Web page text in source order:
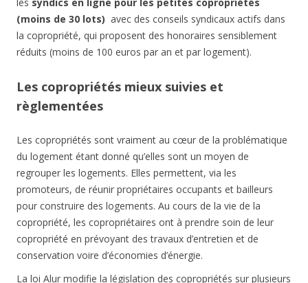
(moins de 30 lots) avec des conseils syndicaux actifs dans
la copropriété, qui proposent des honoraires sensiblement
réduits (moins de 100 euros par an et par logement).
Les copropriétés mieux suivies et
règlementées
Les copropriétés sont vraiment au cœur de la problématique
du logement étant donné qu’elles sont un moyen de
regrouper les logements. Elles permettent, via les
promoteurs, de réunir propriétaires occupants et bailleurs
pour construire des logements. Au cours de la vie de la
copropriété, les copropriétaires ont à prendre soin de leur
copropriété en prévoyant des travaux d’entretien et de
conservation voire d’économies d’énergie.
La loi Alur modifie la législation des copropriétés sur plusieurs